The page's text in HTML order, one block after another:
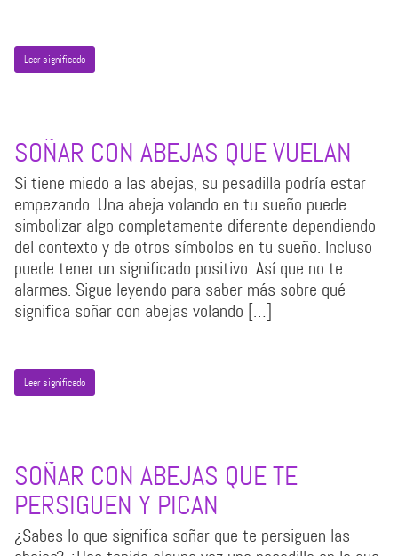
Leer significado
SOÑAR CON ABEJAS QUE VUELAN
Si tiene miedo a las abejas, su pesadilla podría estar
empezando. Una abeja volando en tu sueño puede
simbolizar algo completamente diferente dependiendo
del contexto y de otros símbolos en tu sueño. Incluso
puede tener un significado positivo. Así que no te
alarmes. Sigue leyendo para saber más sobre qué
significa soñar con abejas volando […]
Leer significado
SOÑAR CON ABEJAS QUE TE
PERSIGUEN Y PICAN
¿Sabes lo que significa soñar que te persiguen las